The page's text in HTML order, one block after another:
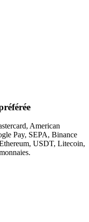
American
Pay, SEPA, Binance
USDT, Litecoin,